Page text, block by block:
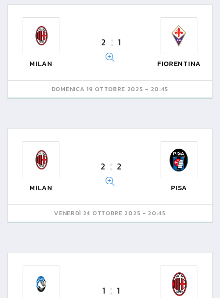
MILAN
2 1
FIORENTINA
DOMENICA 19 OTTOBRE 2025 - 20:45
MILAN
2 2
PISA
VENERDÌ 24 OTTOBRE 2025 - 20:45
1 1